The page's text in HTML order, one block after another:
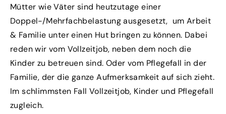
Mütter wie Väter sind heutzutage einer
Doppel-/Mehrfachbelastung ausgesetzt, um Arbeit
& Familie unter einen Hut bringen zu können. Dabei
reden wir vom Vollzeitjob, neben dem noch die
Kinder zu betreuen sind. Oder vom Pflegefall in der
Familie, der die ganze Aufmerksamkeit auf sich zieht.
Im schlimmsten Fall Vollzeitjob, Kinder und Pflegefall
zugleich.